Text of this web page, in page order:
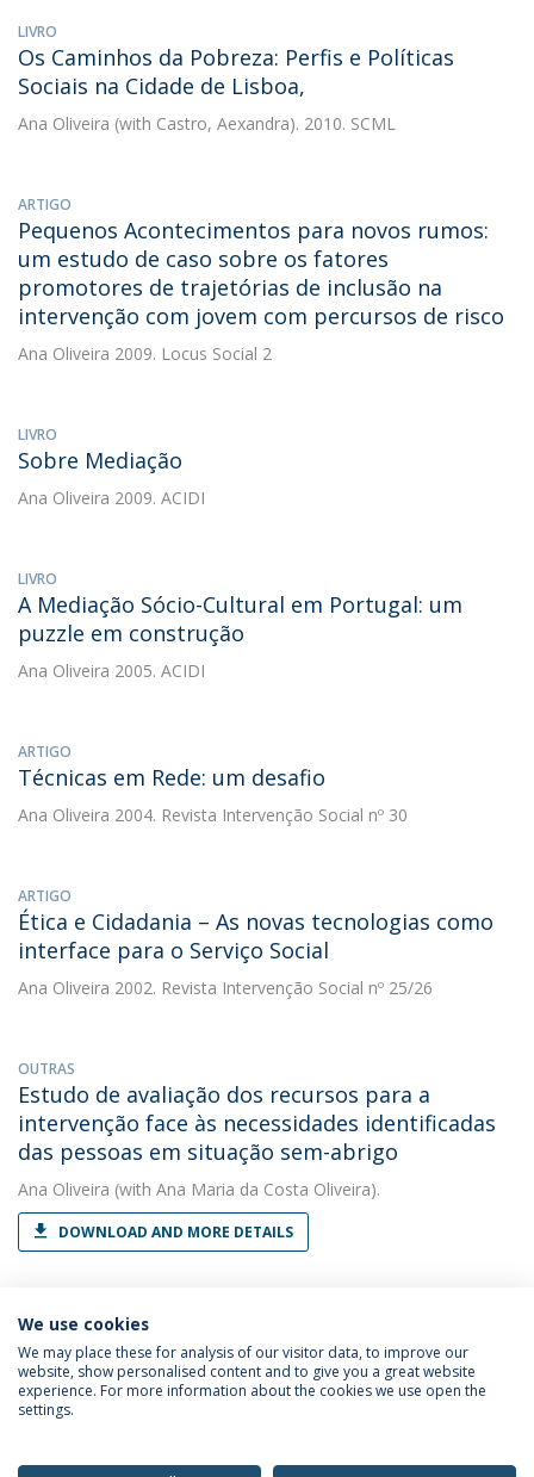
LIVRO
Os Caminhos da Pobreza: Perfis e Políticas
Sociais na Cidade de Lisboa,
Ana Oliveira (with Castro, Aexandra). 2010. SCML
ARTIGO
Pequenos Acontecimentos para novos rumos:
um estudo de caso sobre os fatores
promotores de trajetórias de inclusão na
intervenção com jovem com percursos de risco
Ana Oliveira 2009. Locus Social 2
LIVRO
Sobre Mediação
Ana Oliveira 2009. ACIDI
LIVRO
A Mediação Sócio-Cultural em Portugal: um
puzzle em construção
Ana Oliveira 2005. ACIDI
ARTIGO
Técnicas em Rede: um desafio
Ana Oliveira 2004. Revista Intervenção Social nº 30
ARTIGO
Ética e Cidadania – As novas tecnologias como
interface para o Serviço Social
Ana Oliveira 2002. Revista Intervenção Social nº 25/26
OUTRAS
Estudo de avaliação dos recursos para a
intervenção face às necessidades identificadas
das pessoas em situação sem-abrigo
Ana Oliveira (with Ana Maria da Costa Oliveira).
DOWNLOAD AND MORE DETAILS
Política de Privacidade
Termos & Condições
We use cookies
We may place these for analysis of our visitor data, to improve our
website, show personalised content and to give you a great website
experience. For more information about the cookies we use open the
settings.